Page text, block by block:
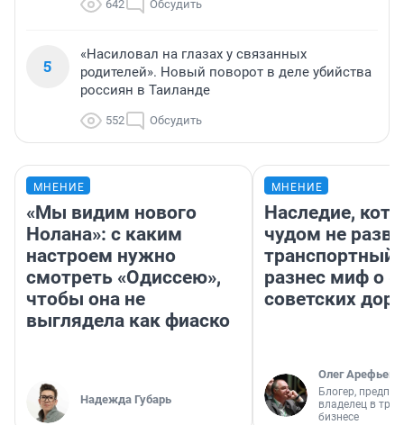
642 Обсудить
5
«Насиловал на глазах у связанных
родителей». Новый поворот в деле убийства
россиян в Таиланде
552 Обсудить
МНЕНИЕ
«Мы видим нового
Нолана»: с каким
настроем нужно
смотреть «Одиссею»,
чтобы она не
выглядела как фиаско
Надежда Губарь
МНЕНИЕ
Наследие,
чудом не
транспортный
разнес миф о
советских
Олег Арефьев
Блогер,
владелец в
бизнесе